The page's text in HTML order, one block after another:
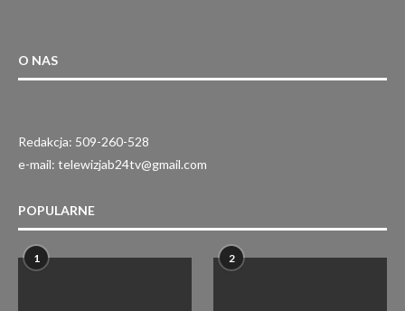
O NAS
Redakcja: 509-260-528
e-mail: telewizjab24tv@gmail.com
POPULARNE
1 2